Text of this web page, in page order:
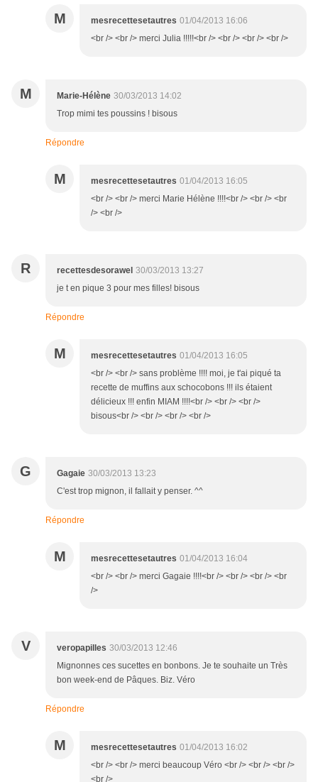
M mesrecettesetautres 01/04/2013 16:06
<br /> <br /> merci Julia !!!!!<br /> <br /> <br /> <br />
M Marie-Hélène 30/03/2013 14:02
Trop mimi tes poussins ! bisous
Répondre
M mesrecettesetautres 01/04/2013 16:05
<br /> <br /> merci Marie Hélène !!!!<br /> <br /> <br
/> <br />
R recettesdesorawel 30/03/2013 13:27
je t en pique 3 pour mes filles! bisous
Répondre
M mesrecettesetautres 01/04/2013 16:05
<br /> <br /> sans problème !!!! moi, je t'ai piqué ta
recette de muffins aux schocobons !!! ils étaient
délicieux !!! enfin MIAM !!!!<br /> <br /> <br />
bisous<br /> <br /> <br /> <br />
G Gagaie 30/03/2013 13:23
C'est trop mignon, il fallait y penser. ^^
Répondre
M mesrecettesetautres 01/04/2013 16:04
<br /> <br /> merci Gagaie !!!!<br /> <br /> <br /> <br
/>
V veropapilles 30/03/2013 12:46
Mignonnes ces sucettes en bonbons. Je te souhaite un Très
bon week-end de Pâques. Biz. Véro
Répondre
M mesrecettesetautres 01/04/2013 16:02
<br /> <br /> merci beaucoup Véro <br /> <br /> <br />
<br />